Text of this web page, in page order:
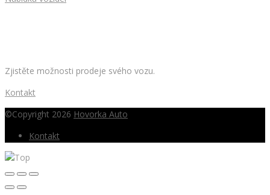
Zjistěte možnosti prodeje svého vozu.
Kontakt
©Copyright 2026 Hovorka Auto
Kontakt